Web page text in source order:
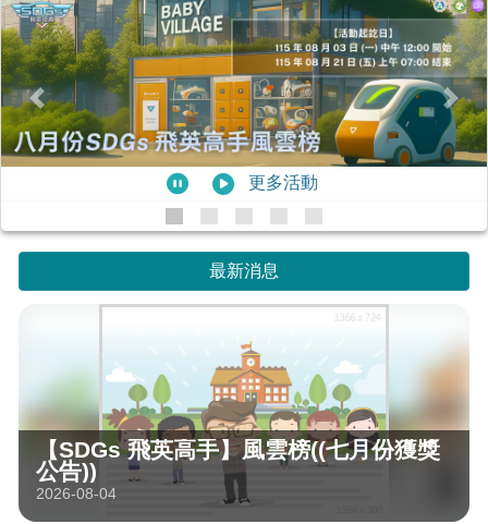
全
部
消
息
前一項 後一
更多活動
【SDGs 飛英高手】風雲榜((七月份獲獎
公告))
2026-08-04
最新消息